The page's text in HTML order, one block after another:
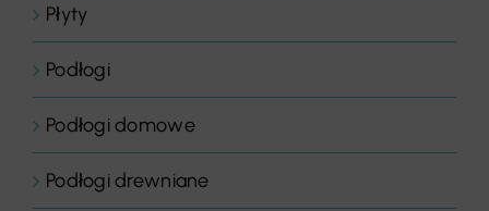
Płyty
Podłogi
Podłogi domowe
Podłogi drewniane